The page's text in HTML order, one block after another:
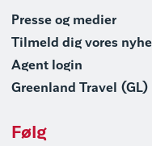
Presse og medier
Tilmeld dig vores
Agent login
Greenland Travel (GL)
Følg